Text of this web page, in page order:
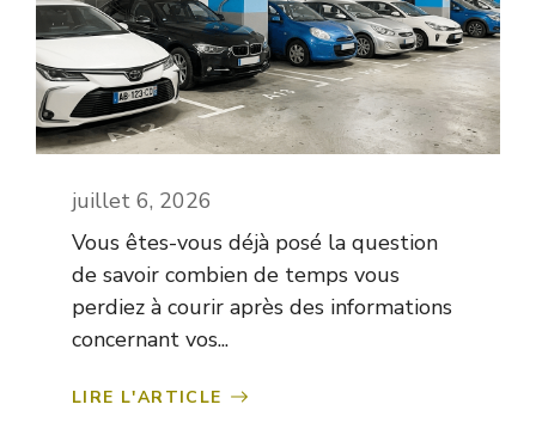
juillet 6, 2026
Vous êtes-vous déjà posé la question
de savoir combien de temps vous
perdiez à courir après des informations
concernant vos...
LIRE L'ARTICLE